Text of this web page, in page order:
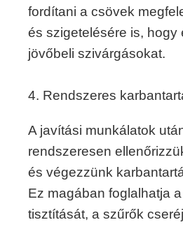
fordítani a csövek
és szigetelésére is, hogy
jövőbeli szivárgásokat.
4. Rendszeres
A javítási munkálatok
rendszeresen
és végezzünk
Ez magában foglalhatja
tisztítását, a szűrők